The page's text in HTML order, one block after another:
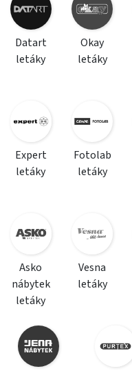
Datart
letáky
Okay
letáky
Expert
letáky
Fotolab
letáky
Asko
nábytek
letáky
Vesna
letáky